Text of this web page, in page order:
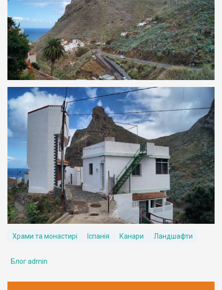
Храми та монастирі Іспанія Канари Ландшафти
Блог admin